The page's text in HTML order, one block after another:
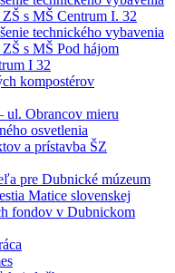
s MŠ Centrum I. 32
technického vybavenia
s MŠ Pod hájom
I 32
kompostérov
ul. Obrancov mieru
osvetlenia
a prístavba ŠZ
pre Dubnické múzeum
Matice slovenskej
fondov v Dubnickom